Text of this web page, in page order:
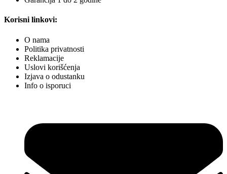
Korisni linkovi:
O nama
Politika privatnosti
Reklamacije
Uslovi korišćenja
Izjava o odustanku
Info o isporuci